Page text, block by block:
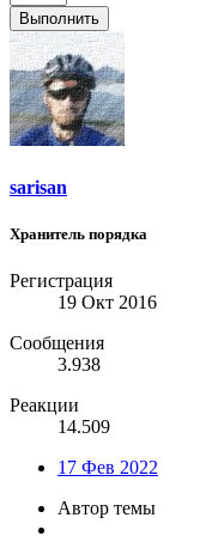
Выполнить
sarisan
Хранитель порядка
Регистрация
19 Окт 2016
Сообщения
3.938
Реакции
14.509
17 Фев 2022
Автор темы